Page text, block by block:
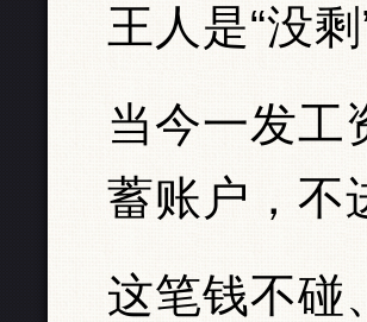
王人是“没剩
当今一发工
蓄账户，不
这笔钱不碰